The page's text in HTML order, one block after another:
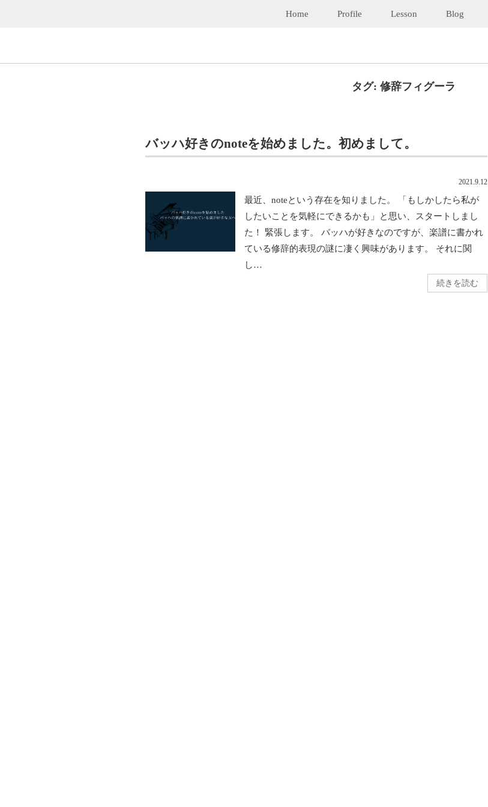
Home Profile Lesson Blog
タグ: 修辞フィグーラ
バッハ好きのnoteを始めました。初めまして。
2021.9.12
最近、noteという存在を知りました。 「もしかしたら私が
したいことを気軽にできるかも」と思い、スタートしまし
た！ 緊張します。 バッハが好きなのですが、楽譜に書かれ
ている修辞的表現の謎に凄く興味があります。 それに関
し…
続きを読む